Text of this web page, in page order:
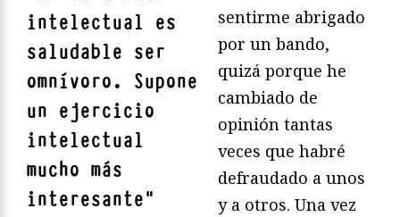
intelectual es
saludable ser
omnívoro. Supone
un ejercicio
intelectual
mucho más
interesante"
sentirme abrigado
por un bando,
quizá porque he
cambiado de
opinión tantas
veces que habré
defraudado a unos
y a otros. Una vez